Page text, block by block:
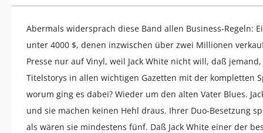
Abermals widersprach diese Band allen Business-Regeln:
unter 4000 $, denen inzwischen über zwei Millionen
Presse nur auf Vinyl, weil Jack White nicht will, daß
Titelstorys in allen wichtigen Gazetten mit der kompletten
worum ging es dabei? Wieder um den alten Vater Blues.
und sie machen keinen Hehl draus. Ihrer Duo-Besetzung
als wären sie mindestens fünf. Daß Jack White einer der